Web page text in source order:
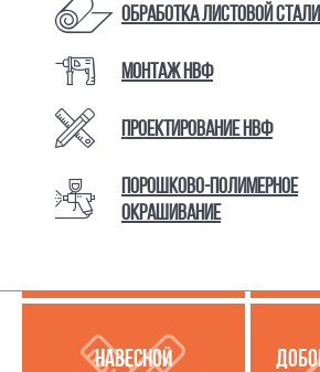
Обработка листовой стали
Монтаж НВФ
Проектирование НВФ
Порошково-полимерное
окрашивание
КАТАЛОГ ТОВАРОВ И УСЛУГ
УСЛУГИ ПО РАБОТЕ С
ЛИСТОВОЙ СТАЛЬЮ
НАВЕСНОЙ